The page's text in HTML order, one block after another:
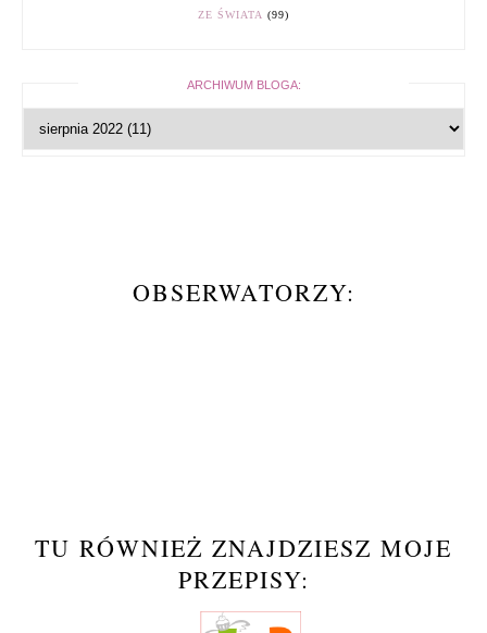
ZE ŚWIATA (99)
ARCHIWUM BLOGA:
OBSERWATORZY:
TU RÓWNIEŻ ZNAJDZIESZ MOJE
PRZEPISY: